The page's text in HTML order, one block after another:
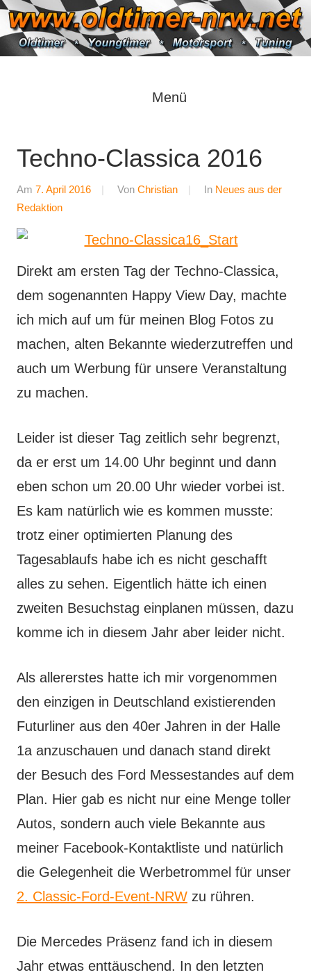
Zum
Inhalt
springen
https://oldtimer-
Motorsport
Tuning
Menü
Techno-Classica 2016
Am 7. April 2016 Von Christian In Neues aus der
Redaktion
Direkt am ersten Tag der Techno-Classica,
dem sogenannten Happy View Day, machte
ich mich auf um für meinen Blog Fotos zu
machen, alten Bekannte wiederzutreffen und
auch um Werbung für unsere Veranstaltung
zu machen.
Leider ist dieser Tag zeitlich sehr begrenzt,
da er erst um 14.00 Uhr beginnt und dann
eben schon um 20.00 Uhr wieder vorbei ist.
Es kam natürlich wie es kommen musste:
trotz einer optimierten Planung des
Tagesablaufs habe ich es nicht geschafft
alles zu sehen. Eigentlich hätte ich einen
zweiten Besuchstag einplanen müssen, dazu
komme ich in diesem Jahr aber leider nicht.
Als allererstes hatte ich mir vorgenommen
den einzigen in Deutschland existierenden
Futurliner aus den 40er Jahren in der Halle
1a anzuschauen und danach stand direkt
der Besuch des Ford Messestandes auf dem
Plan. Hier gab es nicht nur eine Menge toller
Autos, sondern auch viele Bekannte aus
meiner Facebook-Kontaktliste und natürlich
die Gelegenheit die Werbetrommel für unser
2. Classic-Ford-Event-NRW zu rühren.
Die Mercedes Präsenz fand ich in diesem
Jahr etwas enttäuschend. In den letzten